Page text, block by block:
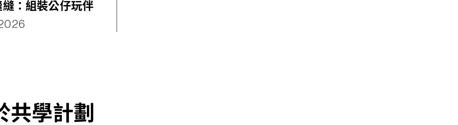
縫：組裝公仔玩伴
共學計劃